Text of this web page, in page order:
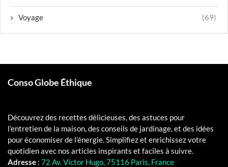
Voyage (69)
Conso Globe Éthique
Découvrez des recettes délicieuses, des astuces pour
l’entretien de la maison, des conseils de jardinage, et des idées
pour économiser de l’énergie. Simplifiez et enrichissez votre
quotidien avec nos articles inspirants et faciles à suivre.
Adresse : 72 Av. Victor Hugo, 75116 Paris, France